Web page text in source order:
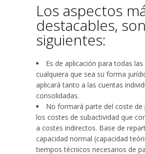
Los aspectos
destacables,
siguientes:
Es de aplicación para todas
cualquiera que sea su forma
aplicará tanto a las cuentas
consolidadas.
No formará parte del coste de
los costes de subactividad que
a costes indirectos. Base de
capacidad normal (capacidad
tiempos técnicos necesarios de